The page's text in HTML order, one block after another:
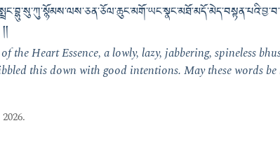
the Heart Essence, a lowly, lazy, jabbering, spineless
this down with good intentions. May these words
2026.